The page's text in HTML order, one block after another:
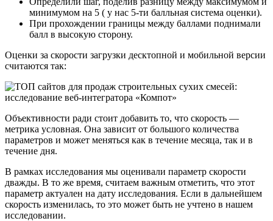
минимумом на 5 ( у нас 5-ти балльная система оценки).
При прохождении границы между баллами поднимали
балл в высокую сторону.
Оценки за скорости загрузки десктопной и мобильной версии
считаются так:
Объективности ради стоит добавить то, что скорость —
метрика условная. Она зависит от большого количества
параметров и может меняться как в течение месяца, так и в
течение дня.
В рамках исследования мы оценивали параметр скорости
дважды. В то же время, считаем важным отметить, что этот
параметр актуален на дату исследования. Если в дальнейшем
скорость изменилась, то это может быть не учтено в нашем
исследовании.